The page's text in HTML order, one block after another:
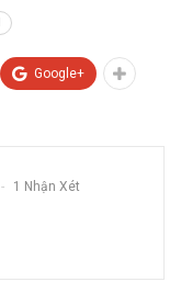
Google+
1 Nhận Xét